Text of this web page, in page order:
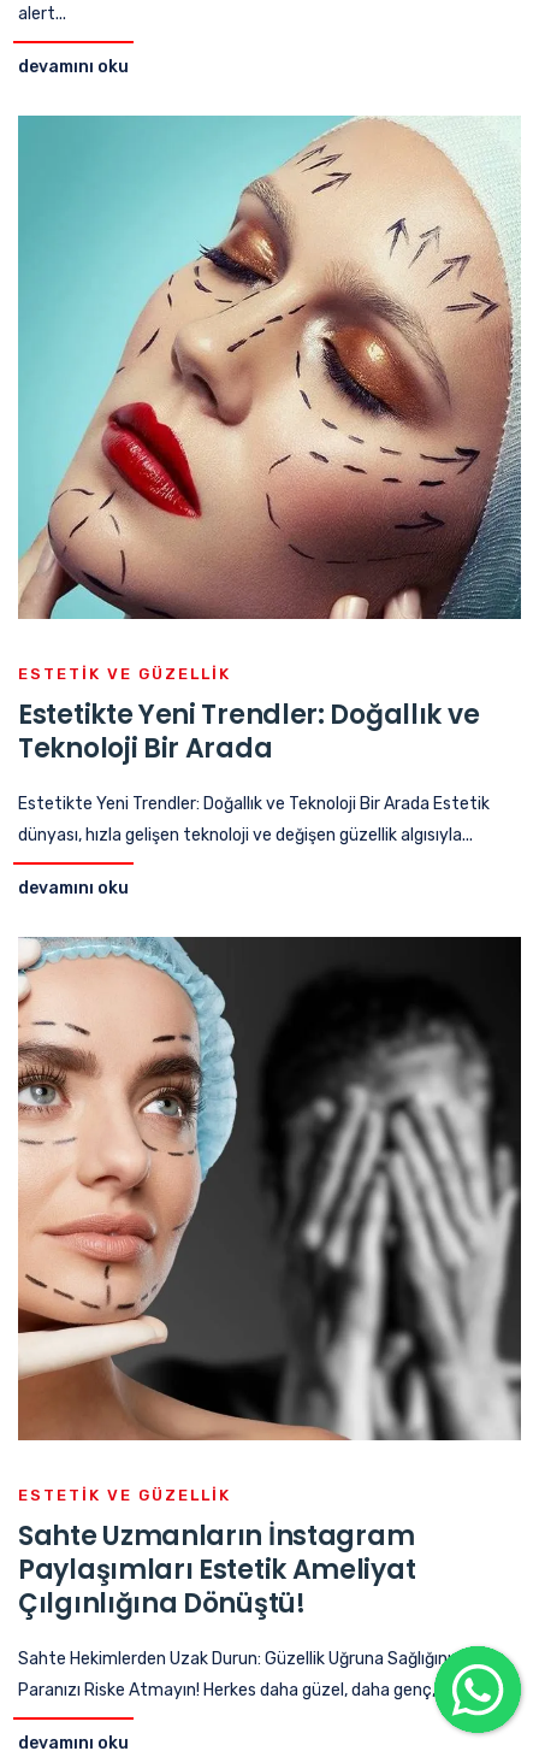
alert...
devamını oku
ESTETIK VE GÜZELLIK
Estetikte Yeni Trendler: Doğallık ve
Teknoloji Bir Arada
Estetikte Yeni Trendler: Doğallık ve Teknoloji Bir Arada Estetik
dünyası, hızla gelişen teknoloji ve değişen güzellik algısıyla...
devamını oku
ESTETIK VE GÜZELLIK
Sahte Uzmanların İnstagram
Paylaşımları Estetik Ameliyat
Çılgınlığına Dönüştü!
Sahte Hekimlerden Uzak Durun: Güzellik Uğruna Sağlığınızı ve
Paranızı Riske Atmayın! Herkes daha güzel, daha genç, daha fit...
devamını oku